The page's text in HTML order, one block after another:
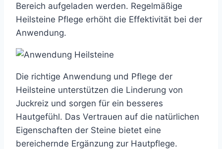
Bereich aufgeladen werden. Regelmäßige
Heilsteine Pflege erhöht die Effektivität bei der
Anwendung.
Die richtige Anwendung und Pflege der
Heilsteine unterstützen die Linderung von
Juckreiz und sorgen für ein besseres
Hautgefühl. Das Vertrauen auf die natürlichen
Eigenschaften der Steine bietet eine
bereichernde Ergänzung zur Hautpflege.